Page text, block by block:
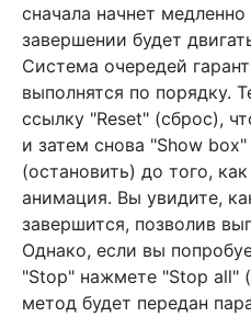
сначала начнет
завершении будет
Система очередей
выполнятся по порядку.
ссылку "Reset" (сброс),
и затем снова "Show
(остановить) до того,
анимация. Вы увидите,
завершится, позволив
Однако, если вы
"Stop" нажмете "Stop all"
метод будет передан